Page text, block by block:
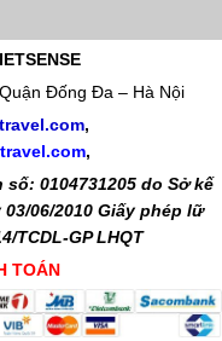
Đống Đa – Hà Nội
,
,
0104731205 do Sở kế
06/2010 Giấy phép lữ
TCDL-GP LHQT
TOÁN